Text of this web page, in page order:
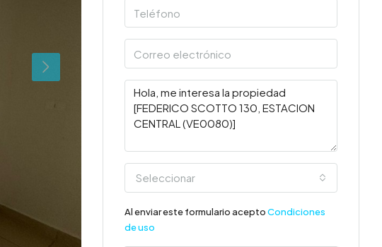
Seleccionar
Al enviar este formulario aceptoCondiciones
de uso